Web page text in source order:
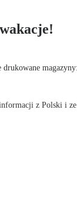
z Polski i